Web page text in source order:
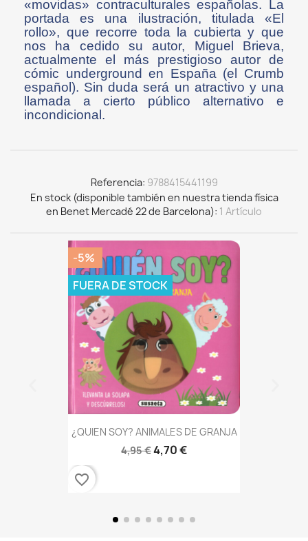
«movidas» contraculturales españolas. La
portada es una ilustración, titulada «El
rollo», que recorre toda la cubierta y que
nos ha cedido su autor, Miguel Brieva,
actualmente el más prestigioso autor de
cómic underground en España (el Crumb
español). Sin duda será un atractivo y una
llamada a cierto público alternativo e
incondicional.
Referencia 9788415441199
En stock (disponible también en nuestra tienda física
en Benet Mercadé 22 de Barcelona) 1 Artículo
¿QUIEN SOY? ANIMALES DE GRANJA
4,95 €4,70 €
-5%
FUERA DE STOCK
favorite_border